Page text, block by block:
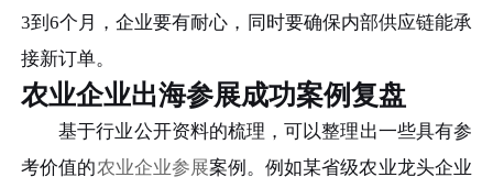
3到6个月，企业要有耐心，同时要确保内部供应链能承
接新订单。
农业企业出海参展成功案例复盘
基于行业公开资料的梳理，可以整理出一些具有参
考价值的农业企业参展案例。例如某省级农业龙头企业